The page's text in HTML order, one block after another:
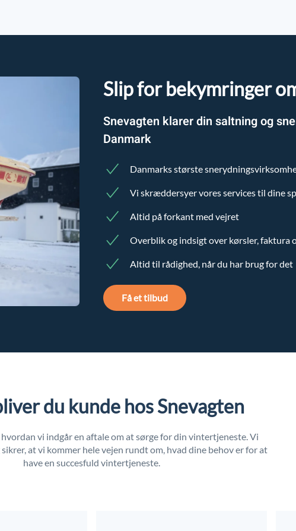
Slip for bekymringer
Snevagten klarer din saltning og
Danmark
Danmarks største
Vi skræddersyer vores services til dine
Altid på forkant med vejret
Overblik og indsigt over kørsler, faktura
Altid til rådighed, når du har brug for det
Få et tilbud
du kunde hos Snevagten
vi indgår en aftale om at sørge for din vintertjeneste. Vi
at vi kommer hele vejen rundt om, hvad dine behov er for at
have en succesfuld vintertjeneste.